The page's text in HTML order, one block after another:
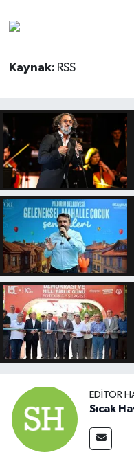
Kaynak: RSS
EDITÖR
Sıcak